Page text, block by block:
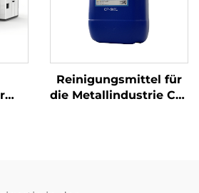
Reinigungsmittel für
die Metallindustrie CP-